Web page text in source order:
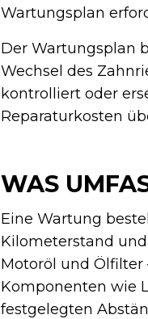
Wartungsplan
Der Wartungsplan
Wechsel des
kontrolliert oder
Reparaturkosten
WAS
Eine Wartung
Kilometerstand
Motoröl und Ölfilter
Komponenten wie
festgelegten